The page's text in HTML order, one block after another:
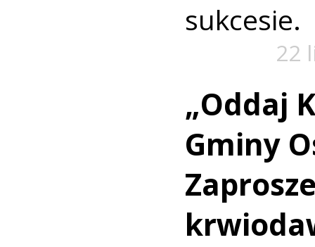
sukcesie.
22
„Oddaj
Gminy